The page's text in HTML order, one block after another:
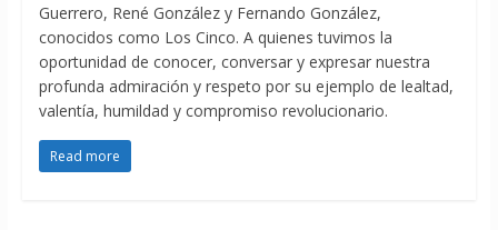
Guerrero, René González y Fernando González,
conocidos como Los Cinco. A quienes tuvimos la
oportunidad de conocer, conversar y expresar nuestra
profunda admiración y respeto por su ejemplo de lealtad,
valentía, humildad y compromiso revolucionario.
Read more